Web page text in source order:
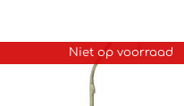
Niet op voorraad